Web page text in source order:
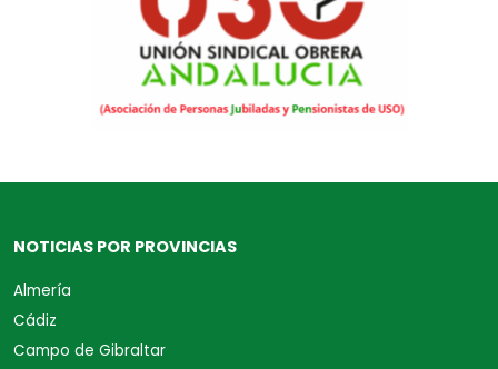
NOTICIAS POR PROVINCIAS
Almería
Cádiz
Campo de Gibraltar